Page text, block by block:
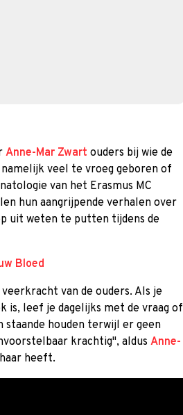
Anne-Mar Zwart ouders bij wie de
veel te vroeg geboren of
van het Erasmus MC
hun aangrijpende verhalen over
uit weten te putten tijdens de
Bloed
van de ouders. Als je
is, leef je dagelijks met de vraag of
staande houden terwijl er geen
krachtig", aldus Anne-
heeft.